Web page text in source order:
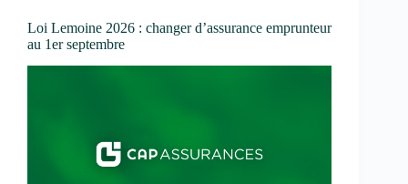
Loi Lemoine 2026 : changer d’assurance emprunteur
au 1er septembre